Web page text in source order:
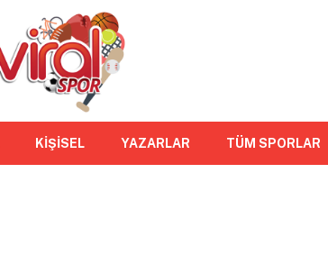
KİŞİSEL YAZARLAR TÜM SPORLAR